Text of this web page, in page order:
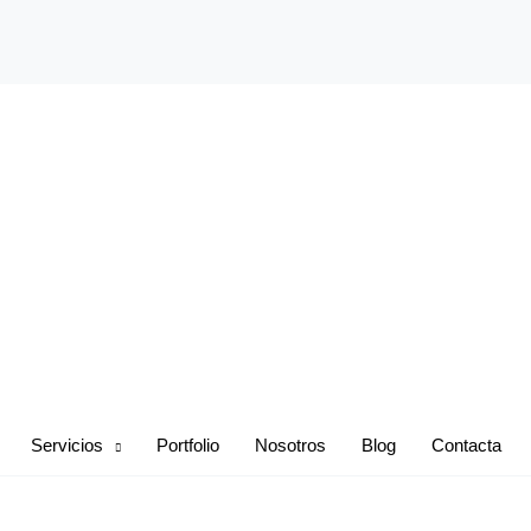
Servicios Portfolio Nosotros Blog Contacta